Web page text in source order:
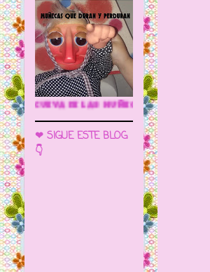
❤ SIGUE ESTE BLOG
👇